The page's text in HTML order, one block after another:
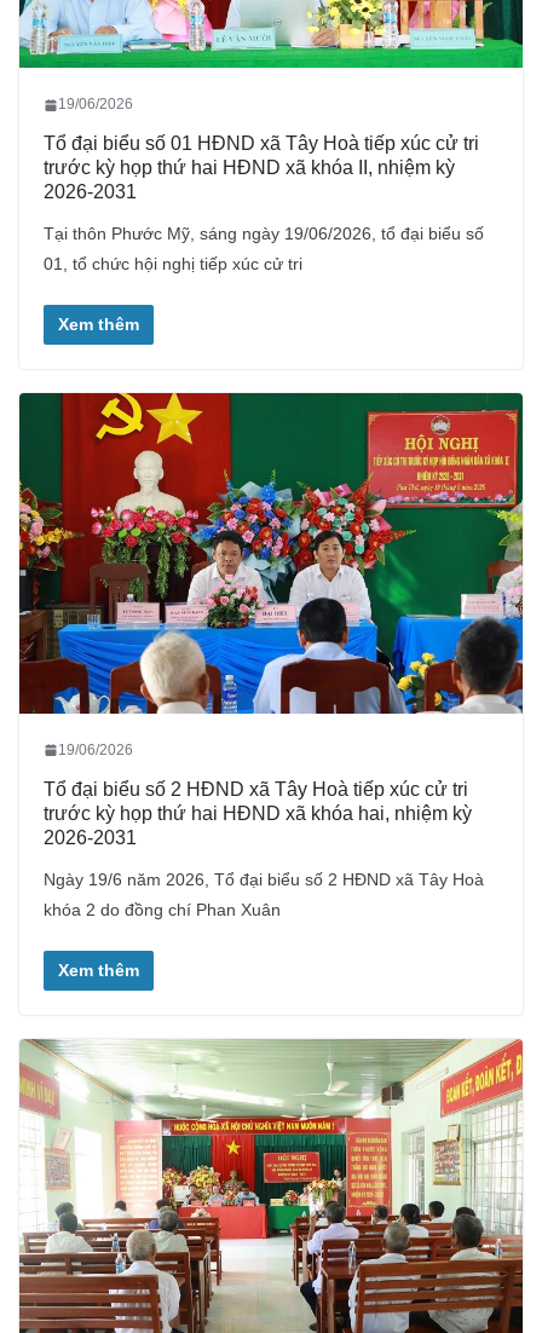
19/06/2026
Tổ đại biểu số 01 HĐND xã Tây Hoà tiếp xúc cử tri
trước kỳ họp thứ hai HĐND xã khóa II, nhiệm kỳ
2026-2031
Tại thôn Phước Mỹ, sáng ngày 19/06/2026, tổ đại biểu số
01, tổ chức hội nghị tiếp xúc cử tri
Xem thêm
19/06/2026
Tổ đại biểu số 2 HĐND xã Tây Hoà tiếp xúc cử tri
trước kỳ họp thứ hai HĐND xã khóa hai, nhiệm kỳ
2026-2031
Ngày 19/6 năm 2026, Tổ đại biểu số 2 HĐND xã Tây Hoà
khóa 2 do đồng chí Phan Xuân
Xem thêm